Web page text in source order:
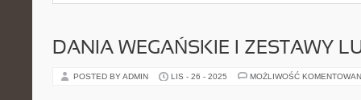
DANIA WEGAŃSKIE I ZESTAWY
POSTED BY ADMIN LIS - 26 - 2025 MOŻLIWOŚĆ